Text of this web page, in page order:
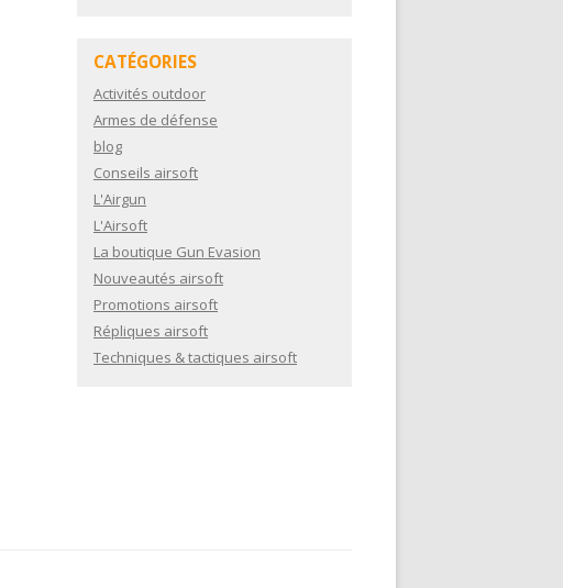
CATÉGORIES
Activités outdoor
Armes de défense
blog
Conseils airsoft
L'Airgun
L'Airsoft
La boutique Gun Evasion
Nouveautés airsoft
Promotions airsoft
Répliques airsoft
Techniques & tactiques airsoft